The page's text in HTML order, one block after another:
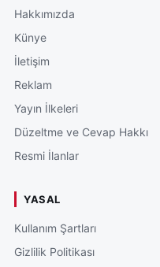
Hakkımızda
Künye
İletişim
Reklam
Yayın İlkeleri
Düzeltme ve Cevap Hakkı
Resmi İlanlar
YASAL
Kullanım Şartları
Gizlilik Politikası